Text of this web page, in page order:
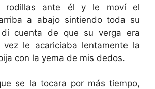
rodillas ante él y le moví el
a abajo sintiendo toda su
cuenta de que su verga era
le acariciaba lentamente la
con la yema de mis dedos.
se la tocara por más tiempo,